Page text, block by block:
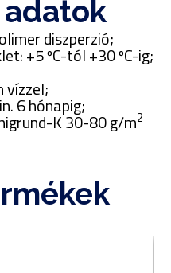
adatok
diszperzió;
+5 ºC-tól +30 ºC-ig;
vízzel;
6 hónapig;
K 30-80 g/m2